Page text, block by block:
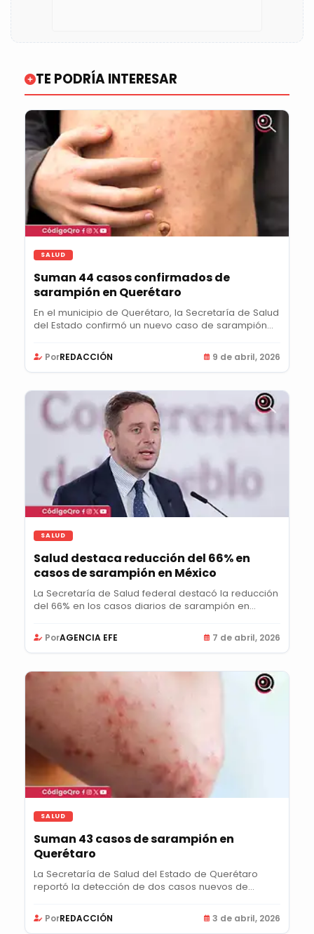
TE PODRÍA INTERESAR
SALUD
Suman 44 casos confirmados de
sarampión en Querétaro
En el municipio de Querétaro, la Secretaría de Salud
del Estado confirmó un nuevo caso de sarampión...
PorREDACCIÓN 9 de abril, 2026
SALUD
Salud destaca reducción del 66% en
casos de sarampión en México
La Secretaría de Salud federal destacó la reducción
del 66% en los casos diarios de sarampión en...
PorAGENCIA EFE 7 de abril, 2026
SALUD
Suman 43 casos de sarampión en
Querétaro
La Secretaría de Salud del Estado de Querétaro
reportó la detección de dos casos nuevos de...
PorREDACCIÓN 3 de abril, 2026